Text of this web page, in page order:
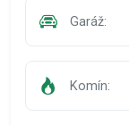
Garáž:
Komín: